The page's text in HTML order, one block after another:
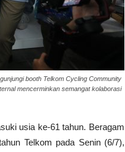
booth Telkom Cycling Community
mencerminkan semangat kolaborasi
usia ke-61 tahun. Beragam
Telkom pada Senin (6/7),